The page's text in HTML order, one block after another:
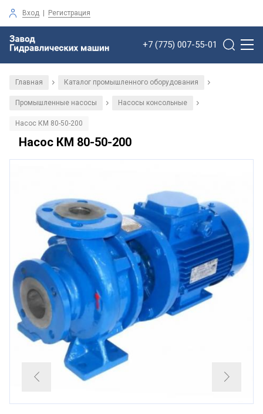
Вход | Регистрация
+7 (775) 007-55-01
Главная / Каталог промышленного оборудования /
Промышленные насосы / Насосы консольные /
Насос КМ 80-50-200
Насос КМ 80-50-200